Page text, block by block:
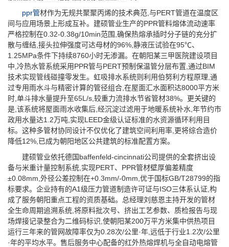
ppr管材作为无规共聚聚丙烯的技术典范,与PERT管道在温度区
间与应用场景上形成互补。建硕管业生产的PPR管料熔体流动速率
严格控制在0.32-0.38g/10min范围,确保热熔承插时分子链的充分扩
散与缠结,接头拉伸强度可达母材的96%,静液压试验在95℃、
1.25MPa条件下持续8760小时无渗漏。在朝阳某三甲医院建设项目
中,冷热水管系统采用PPR管与PERT预制保温管分层布置,通过BIM
技术实现管线碰撞零发生。虹吸排水系统则利用伯努利方程原理,通
过专用雨水斗与精密计算的管径组合,在屋面汇水面积达8000平方米
时,单斗排水量提升至65L/s,较重力流排水节省管材38%。更关键的
是,该系统将屋面雨水收集后,经沉淀过滤用于地暖系统补水,年节约市
政用水量达1.2万吨,实现LEED金级认证标准的水资源循环利用目
标。这种多管材协同设计不仅优化了建筑空间利用率,更将综合造价
降低12%,已成为朝阳地区公共建筑的标准配置方案。
建硕管业依托德国baffenfeld-cincinnati公司提供的全套挤出设
备与米重计量控制系统,实现PERT、PPR管材壁厚偏差精度
±0.08mm,外径公差控制在+0.3mm/-0mm,优于国标GB/T28799的指
标要求。企业持有的A1级压力管道制造许可证与ISO三体系认证,构
成了服务朝阳重点工程的资质基础。总经理刘慈恩主持开发的管材
全生命周期追溯系统,将原料批次号、挤出工艺参数、质检报告与现
场焊接记录整合为二维码标识,使朝阳某200万平方米集中供热项目
运行三年来的管网故障率仅为0.28次/公里·年,远低于行业1.2次/公里
·年的平均水平。售后服务中心配备的红外热熔焊机与全自动电熔管